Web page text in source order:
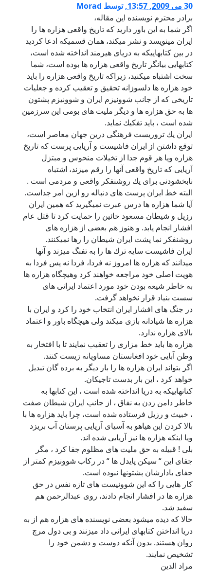
30 می 2009, 13:57 ,توسط Morad
برادر محترم نویسنده اين مقاله،
اگر شما به اين باور داريد كه تاريخ واقعی هزاره ها را
ايران مينويسد و نشر ميكند، همان قسميكه ادعا كرديد
در بين كتابهايیكه به دريای هيرمند انداخته شده است،
كتابهایی بيانگر تاريخ واقعی هزاره ها بوده است، شما
سخت اشتباه میكنيد، زيراكه تاريخ واقعی هزاره را بايد
خود هزاره ها دلسوزانه تحقيق و تعقیب كرده و جعليات
تاريخی كه از جانب شوونیزم ایران و شوونيزم پشتون
ها به حق هزاره ها و ديگر مليت های بومی اين سرزمين
شده است ، بايد تفكيك نمايد.
ايران يك تروریست فرهنگی درين جهان معاصر است،
توقع داشتن از ايران فاشیست و آريایی پرست كه تاريخ
هزاره ويا هر قوم جدا از تخيلات منحوس و مبتزل
آريایی كه تاريخ واقعی آنها را رقم ميزند، اشتباه
نابخشودنی برای يك روشنفكر واقعی و مردمی است .
البته خط ايران پرست های دنباله رو ازين امر جداست.
آيا شما هزاره ها درس عبرت نميگيريد كه همين ايران
رزيل و شيطان مسعود خائين را حمايت كرد تا قتل عام
افشار انجام یابد. و هنوز هم بعضی از هزاره های
روشنفكر نما پشت ايران شيطان را رها نمیكنند.
ايران فاشیست سايه ترك ها را به تفنگ میزند و آنها
ميدانند كه هزاره ها امروز نه فردا، فردا نه پس فردا به
هويت اصلی خود مراجعه خواهند كرد وهيچگاه هزاره ها
به خاطر شیعه بودن خود مورد اعتماد ايرانی های
سست بنیاد قرار نخواهد گرفت.
در جنگ های افشار ایران انتخاب خود را كرد و ایران با
هزاره ها شیادانه بازی میكند ولی هيچگاه باور و اعتماد
بالای هزاره ندارد.
هزاره ها بايد خط مزاری را تعقيب نمایند تا با افتخار به
وطن آبايی خود افغانستان مساویانه زیست كنند.
اگر بتواند ايران هزاره ها را بار دیگر به برده گان تبدیل
خواهد كرد ، اين بار بدست تاجيكان.
كتانهاییكه به دریا انداخته شده است ، اين كتابها به
خاطر دامن زدن به نفاق ، از جانب ايران شیطان صفت
، خبیث و رزيل فرستاده شده است، چرا بايد هزاره ها با
بالا كردن این هیاهو به آسيای آريایی پرستان آب بریزد
ویا اینكه هزاره ها نیز آریایی شده اند.
بلی ! قبيله به حق ملیت های مظلوم جفا كرد ، مگر
جفای اين “ سيكن پايدل ها “ در ركاب شوونيزم كمتر از
جفای بادارشان پشتونها نبوده است.
كار هایی را كه این شوونیست های تازه نفس در حق
هزاره ها در افشار انجام دادند، روی عبدالرحمن هم
سفید شد.
حالا كه دیده میشود بعضی نویسنده های هزاره هم از به
دریا انداختن كتابهای ایرانی داد میزنند و بی دول مرچ
روان هستند. بدون آنكه دوست و دشمن خود را
تشخیص نمایند.
مراد الدین